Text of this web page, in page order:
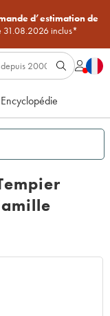
d’estimation de
31.08.2026 inclus*
Encyclopédie